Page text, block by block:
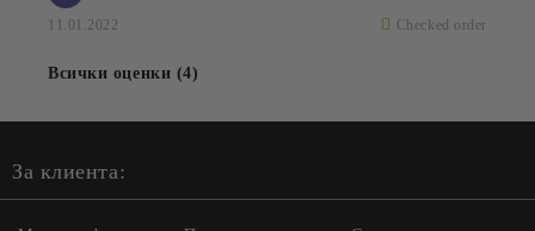
11.01.2022 Checked order
Всички оценки (4)
За клиента: